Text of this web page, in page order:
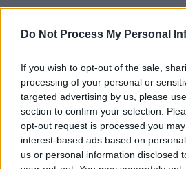
Do Not Process My Personal
If you wish to opt-out of the sale,
processing of your personal or
targeted advertising by us, please
section to confirm your selection.
opt-out request is processed you
interest-based ads based on
us or personal information disclosed
Placer le bouquet en hauteur, sur
ayant contenu du muguet pour boire.
Jeter immédiatement l’eau du
donner à boire aux animaux ou pour
comestibles.
En cas d’ingestion, ne pas faire
de lait ou de remède maison. Il faut